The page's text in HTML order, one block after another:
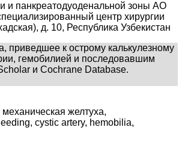
и панкреатодуоденальной зоны АО
центр хирургии
д. 10, Республика Узбекистан
приведшее к острому калькулезному
гемобилией и последовавшим
и Cochrane Database.
желтуха,
cystic artery, hemobilia,